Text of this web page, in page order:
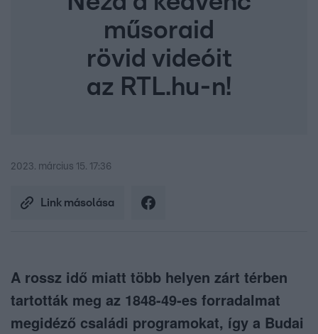
műsoraid
rövid videóit
az RTL.hu-n!
2023. március 15. 17:36
Link másolása
A rossz idő miatt több helyen zárt térben
tartották meg az 1848-49-es forradalmat
megidéző családi programokat, így a Budai